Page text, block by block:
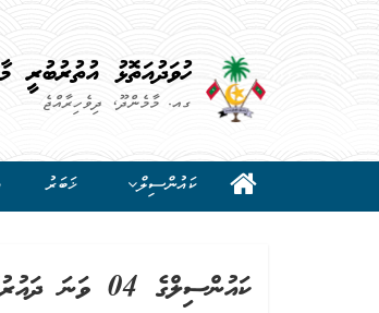
ހުވަދުއަތޮޅު އުތުރުބުރީ
ގއ. މާމެންދޫ، ދިވެހިރާއްޖެ
ކައުންސިލް ޚަބަރު
ކައުންސިލްގެ 04 ވަނަ ދައުރުގެ 141 ވަނަ ޖަލްސާ (17 އެޕްރީލް 2024)